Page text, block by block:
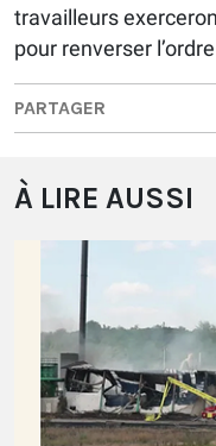
travailleurs
pour renverser
PARTAGER
À LIRE AUSSI